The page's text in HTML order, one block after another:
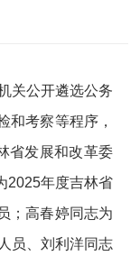
公开遴选公务
和考察等程序，
省发展和改革委
2025年度吉林省
；高春婷同志为
员、刘利洋同志